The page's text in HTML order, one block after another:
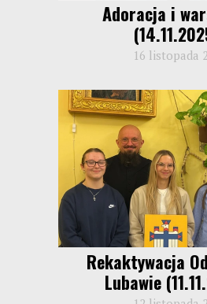
Adoracja i
16 listopada
Rekaktywacja
Lubawie